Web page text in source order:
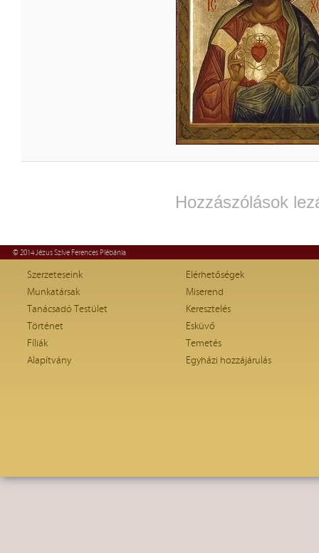
Hozzászólások
© 2014 Jézus Szíve Ferences Plébánia
Szerzeteseink
Munkatársak
Tanácsadó Testület
Történet
Fíliák
Alapítvány
Elérhetőségek
Miserend
Keresztelés
Esküvő
Temetés
Egyházi hozzájárulás